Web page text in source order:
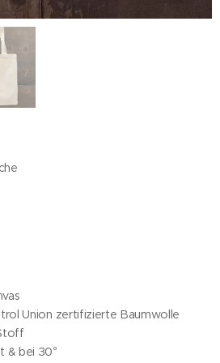
Union zertifizierte Baumwolle
& bei 30°